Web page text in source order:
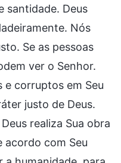
santidade. Deus
Nós
Se as pessoas
ver o Senhor.
e corruptos em Seu
justo de Deus.
realiza Sua obra
acordo com Seu